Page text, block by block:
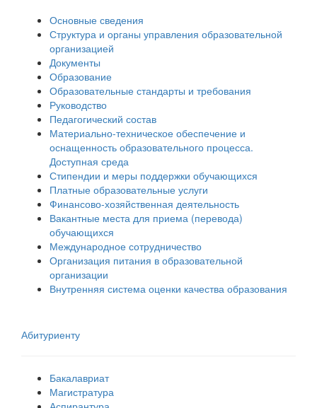
Основные сведения
Структура и органы управления образовательной
организацией
Документы
Образование
Образовательные стандарты и требования
Руководство
Педагогический состав
Материально-техническое обеспечение и
оснащенность образовательного процесса.
Доступная среда
Стипендии и меры поддержки обучающихся
Платные образовательные услуги
Финансово-хозяйственная деятельность
Вакантные места для приема (перевода)
обучающихся
Международное сотрудничество
Организация питания в образовательной
организации
Внутренняя система оценки качества образования
Абитуриенту
Бакалавриат
Магистратура